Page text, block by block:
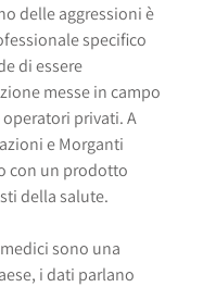
delle aggressioni è
specifico
di essere
messe in campo
privati. A
e Morganti
con un prodotto
della salute.
sono una
i dati parlano